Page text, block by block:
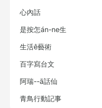
心內話
是按怎án-ne生
生活ê藝術
百字寫台文
阿瑞--ā話仙
青鳥行動記事